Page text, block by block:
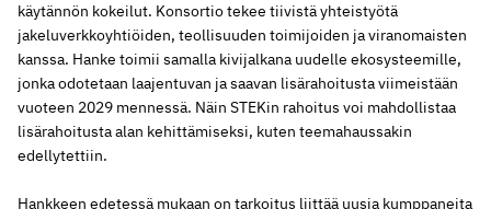
käytännön kokeilut. Konsortio tekee tiivistä yhteistyötä
jakeluverkkoyhtiöiden, teollisuuden toimijoiden ja viranomaisten
kanssa. Hanke toimii samalla kivijalkana uudelle ekosysteemille,
jonka odotetaan laajentuvan ja saavan lisärahoitusta viimeistään
vuoteen 2029 mennessä. Näin STEKin rahoitus voi mahdollistaa
lisärahoitusta alan kehittämiseksi, kuten teemahaussakin
edellytettiin.
Hankkeen edetessä mukaan on tarkoitus liittää uusia kumppaneita